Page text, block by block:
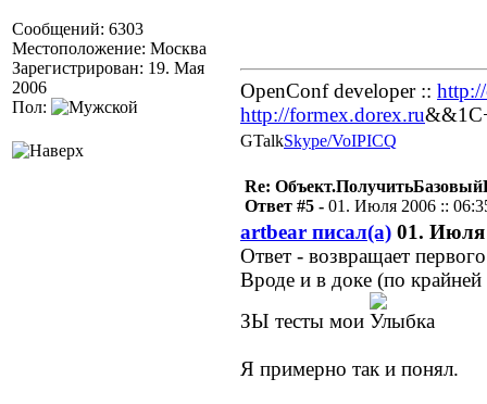
Сообщений: 6303
Местоположение: Москва
Зарегистрирован: 19. Мая
2006
Пол:
OpenConf developer ::
http://formex.dorex.ru
GTalkSkype/VoIPICQ
Re:
Ответ #5 - 01. Июля 2006 ::
artbear писал(а) 01. Июля
Ответ - возвращает
Вроде и в доке (по крайней
ЗЫ тесты мои
Я примерно так и понял.